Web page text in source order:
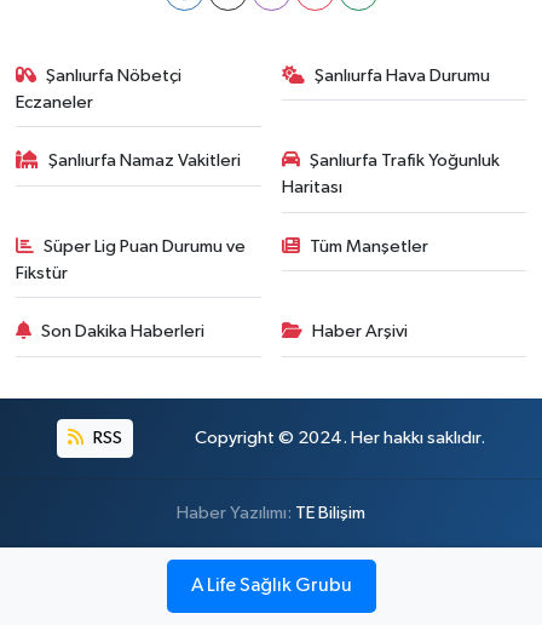
Şanlıurfa Nöbetçi
Eczaneler
Şanlıurfa Hava Durumu
Şanlıurfa Namaz Vakitleri
Şanlıurfa Trafik Yoğunluk
Haritası
Süper Lig Puan Durumu ve
Fikstür
Tüm Manşetler
Son Dakika Haberleri Haber Arşivi
RSS Copyright © 2024. Her hakkı saklıdır.
Haber Yazılımı: TE Bilişim
A Life Sağlık Grubu